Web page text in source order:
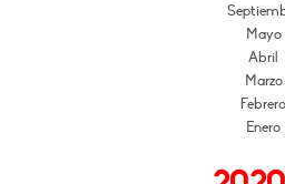
Mayo
Abril
Marzo
Febrero
Enero